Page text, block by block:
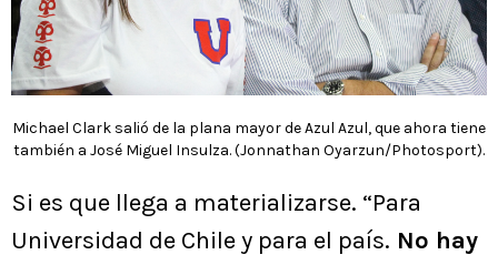
Michael Clark salió de la plana mayor de Azul Azul, que ahora tiene
también a José Miguel Insulza. (Jonnathan Oyarzun/Photosport).
Si es que llega a materializarse. “Para
Universidad de Chile y para el país. No hay